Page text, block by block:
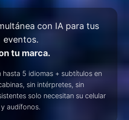
con IA para tus
eventos.
tu marca.
5 idiomas + subtítulos en
sin intérpretes, sin
solo necesitan su celular
y audífonos.